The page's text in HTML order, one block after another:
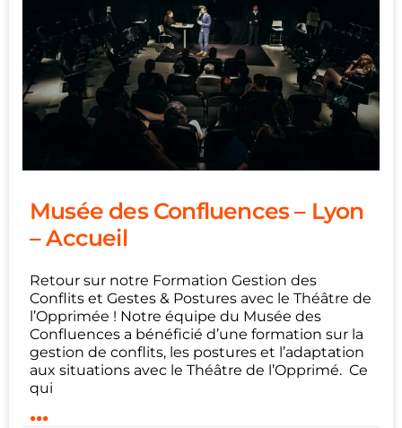
Musée des Confluences – Lyon
– Accueil
Retour sur notre Formation Gestion des
Conflits et Gestes & Postures avec le Théâtre de
l’Opprimée ! Notre équipe du Musée des
Confluences a bénéficié d’une formation sur la
gestion de conflits, les postures et l’adaptation
aux situations avec le Théâtre de l’Opprimé. Ce
qui
...